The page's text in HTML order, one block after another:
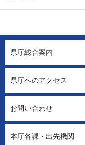
県庁総合案内
県庁へのアクセス
お問い合わせ
本庁各課・出先機関